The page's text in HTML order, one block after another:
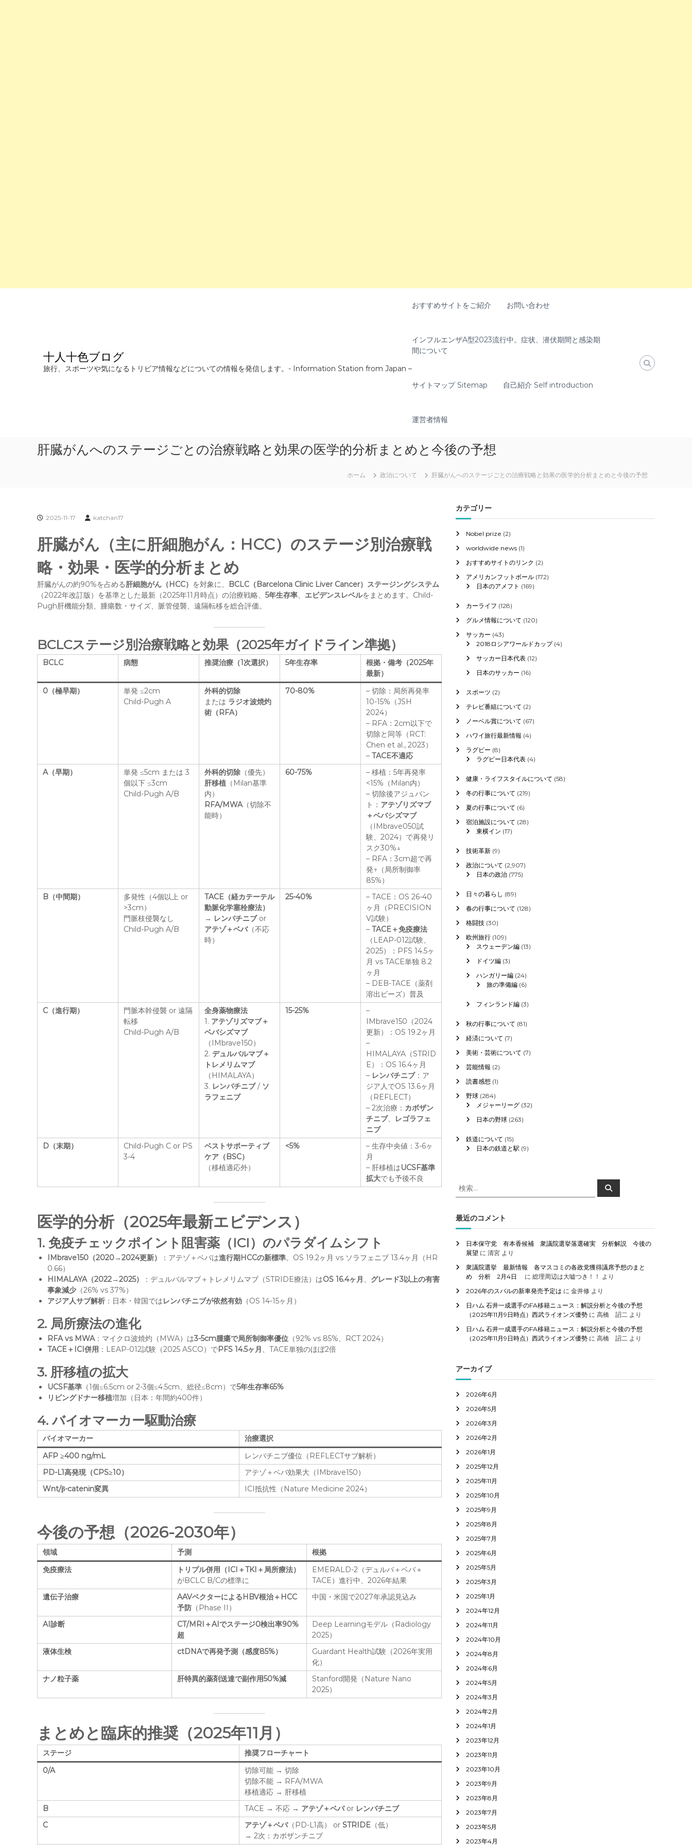
十人十色ブログ
旅行、スポーツや気になるトリビア情報などについての情報を発信します。- Information Station from Japan –
おすすめサイトをご紹介 お問い合わせ
インフルエンザA型2023流行中。症状、潜伏期間と感染期
間について
サイトマップ Sitemap 自己紹介 Self introduction
運営者情報
肝臓がんへのステージごとの治療戦略と効果の医学的分析まとめと今後の予想
ホーム 政治について 肝臓がんへのステージごとの治療戦略と効果の医学的分析まとめと今後の予想
2025-11-17 katchan17
肝臓がん（主に肝細胞がん：HCC）のステージ別治療戦
略・効果・医学的分析まとめ
肝臓がんの約90%を占める肝細胞がん（HCC） を対象に、
BCLC（Barcelona Clinic Liver Cancer）ステージングシステム
（2022年改訂版）を基準とした最新（2025年11月時点）の治療戦略、 5年生存率、 エビデンスレベルをまとめます。Child-
Pugh肝機能分類、腫瘍数・サイズ、脈管侵襲、遠隔転移を総合評価。
BCLCステージ別治療戦略と効果（2025年ガイドライン準拠）
BCLC 病態 推奨治療（1次選択） 5年生存率
根拠・備考（2025年
最新）
0（極早期）
単発 ≤2cm
Child-Pugh A
外科的切除
または ラジオ波焼灼
術（RFA）
70-80%
– 切除：局所再発率
10-15%（JSH
2024）
– RFA：2cm以下で
切除と同等（RCT:
Chen et al., 2023）
– TACE不適応
A（早期）
単発 ≤5cm または 3
個以下 ≤3cm
Child-Pugh A/B
外科的切除 （優先）
肝移植 （Milan基準
内）
RFA/MWA（切除不
能時）
60-75%
– 移植：5年再発率
<15%（Milan内）
– 切除後アジュバン
ト： アテゾリズマブ
＋ベバシズマブ
（IMbrave050試
験、2024）で再発リ
スク30%↓
– RFA：3cm超で再
発↑（局所制御率
85%）
B（中間期）
多発性（4個以上 or
>3cm）
門脈枝侵襲なし
Child-Pugh A/B
TACE（経カテーテル
動脈化学塞栓療法）
→ レンバチニブor
アテゾ＋ベバ（不応
時）
25-40%
– TACE：OS 26-40
ヶ月（PRECISION
V試験）
– TACE＋免疫療法
（LEAP-012試験、
2025）：PFS 14.5ヶ
月 vs TACE単独 8.2
ヶ月
– DEB-TACE（薬剤
溶出ビーズ）普及
C（進行期）
門脈本幹侵襲 or 遠隔
転移
Child-Pugh A/B
全身薬物療法
1. アテゾリズマブ＋
ベバシズマブ
（IMbrave150）
2. デュルバルマブ＋
トレメリムマブ
（HIMALAYA）
3. レンバチニブ/ ソ
ラフェニブ
15-25%
–
IMbrave150（2024
更新）：OS 19.2ヶ月
–
HIMALAYA（STRID
E）：OS 16.4ヶ月
– レンバチニブ：ア
ジア人でOS 13.6ヶ月
（REFLECT）
– 2次治療： カボザン
チニブ、
レゴラフェ
ニブ
D（末期）
Child-Pugh C or PS
3-4
ベストサポーティブ
ケア（BSC）
（移植適応外）
<5%
– 生存中央値：3-6ヶ
月
– 肝移植はUCSF基準
拡大でも予後不良
医学的分析（2025年最新エビデンス）
1. 免疫チェックポイント阻害薬（ICI）のパラダイムシフト
IMbrave150（2020→2024更新） ：アテゾ＋ベバは進行期HCCの新標準。OS 19.2ヶ月 vs ソラフェニブ 13.4ヶ月（HR
0.66）
HIMALAYA（2022→2025）
：デュルバルマブ＋トレメリムマブ（STRIDE療法）はOS 16.4ヶ月、 グレード3以上の有害
事象減少（26% vs 37%）
アジア人サブ解析 ：日本・韓国ではレンバチニブが依然有効 （OS 14-15ヶ月）
2. 局所療法の進化
RFA vs MWA：マイクロ波焼灼（MWA）は3-5cm腫瘍で局所制御率優位 （92% vs 85%、RCT 2024）
TACE＋ICI併用 ：LEAP-012試験（2025 ASCO）でPFS 14.5ヶ月、TACE単独のほぼ2倍
3. 肝移植の拡大
UCSF基準 （1個≤6.5cm or 2-3個≤4.5cm、総径≤8cm）で5年生存率65%
リビングドナー移植増加（日本：年間約400件）
4.バイオマーカー駆動治療
バイオマーカー
治療選択
AFP ≥400 ng/mL
レンバチニブ優位（REFLECTサブ解析）
PD-L1高発現（CPS≥10）
アテゾ＋ベバ効果大（IMbrave150）
Wnt/β-catenin変異
ICI抵抗性（Nature Medicine 2024）
今後の予想（2026-2030年）
領域 予測
根拠
免疫療法
トリプル併用（ICI＋TKI＋局所療法）
がBCLC B/Cの標準に
EMERALD-2（デュルバ＋ベバ＋
TACE）進行中、2026年結果
遺伝子治療
AAVベクターによるHBV根治＋HCC
予防 （Phase II）
中国・米国で2027年承認見込み
AI診断
CT/MRI＋AIでステージ0検出率90%
超
Deep Learningモデル（Radiology
2025）
液体生検
ctDNAで再発予測（感度85%）
Guardant Health試験（2026年実用
化）
ナノ粒子薬
肝特異的薬剤送達で副作用50%減
Stanford開発（Nature Nano
2025）
まとめと臨床的推奨（2025年11月）
ステージ
推奨フローチャート
0/A
切除可能 → 切除
切除不能 → RFA/MWA
移植適応 → 肝移植
B
TACE → 不応 → アテゾ＋ベバor レンバチニブ
C
アテゾ＋ベバ（PD-L1高） or STRIDE （低）
→ 2次：カボザンチニブ
カテゴリー
Nobel prize (2)
worldwide news (1)
おすすめサイトのリンク (2)
アメリカンフットボール (172)
日本のアメフト (169)
カーライフ (128)
グルメ情報について (120)
サッカー (43)
2018ロシアワールドカップ(4)
サッカー日本代表 (12)
日本のサッカー (16)
スポーツ (2)
テレビ番組について (2)
ノーベル賞について (67)
ハワイ旅行最新情報 (4)
ラグビー (8)
ラグビー日本代表 (4)
健康・ライフスタイルについて (58)
冬の行事について (219)
夏の行事について (6)
宿泊施設について (28)
東横イン (17)
技術革新 (9)
政治について (2,907)
日本の政治 (775)
日々の暮らし (89)
春の行事について (128)
格闘技 (30)
欧州旅行 (109)
スウェーデン編 (13)
ドイツ編 (3)
ハンガリー編 (24)
旅の準備編 (6)
フィンランド編 (3)
秋の行事について (81)
経済について (7)
美術・芸術について (7)
芸能情報 (2)
読書感想 (1)
野球 (284)
メジャーリーグ (32)
日本の野球 (263)
鉄道について (15)
日本の鉄道と駅 (9)
検
索
象
:
検
索
最近のコメント
日本保守党 有本香候補 衆議院選挙落選確実 分析解説 今後の
展望 に清宮 より
衆議院選挙 最新情報 各マスコミの各政党獲得議席予想のまと
め 分析 2月4日
に総理周辺は大嘘つき！！ より
2026年のスバルの新車発売予定は に金井修 より
日ハム 石井一成選手のFA移籍ニュース：解説分析と今後の予想
（2025年11月9日時点）西武ライオンズ優勢 に高橋 詔二 より
日ハム 石井一成選手のFA移籍ニュース：解説分析と今後の予想
（2025年11月9日時点）西武ライオンズ優勢 に高橋 詔二 より
アーカイブ
2026年6月
2026年5月
2026年3月
2026年2月
2026年1月
2025年12月
2025年11月
2025年10月
2025年9月
2025年8月
2025年7月
2025年6月
2025年5月
2025年3月
2025年1月
2024年12月
2024年11月
2024年10月
2024年8月
2024年6月
2024年5月
2024年3月
2024年2月
2024年1月
2023年12月
2023年11月
2023年10月
2023年9月
2023年8月
2023年7月
2023年5月
2023年4月